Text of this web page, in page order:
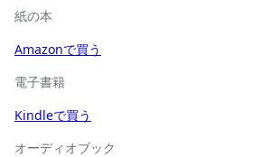
紙の本
Amazonで買う
電子書籍
Kindleで買う
オーディオブック